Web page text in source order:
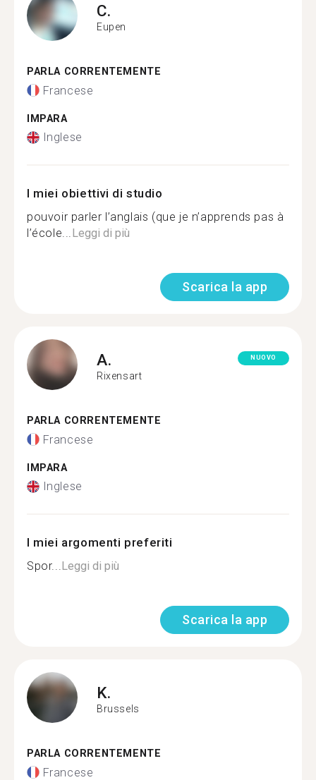
C.
Eupen
PARLA CORRENTEMENTE
Francese
IMPARA
Inglese
I miei obiettivi di studio
pouvoir parler l’anglais (que je n’apprends pas à
l’école...Leggi di più
Scarica la app
A.
Rixensart
NUOVO
PARLA CORRENTEMENTE
Francese
IMPARA
Inglese
I miei argomenti preferiti
Spor...Leggi di più
Scarica la app
K.
Brussels
PARLA CORRENTEMENTE
Francese